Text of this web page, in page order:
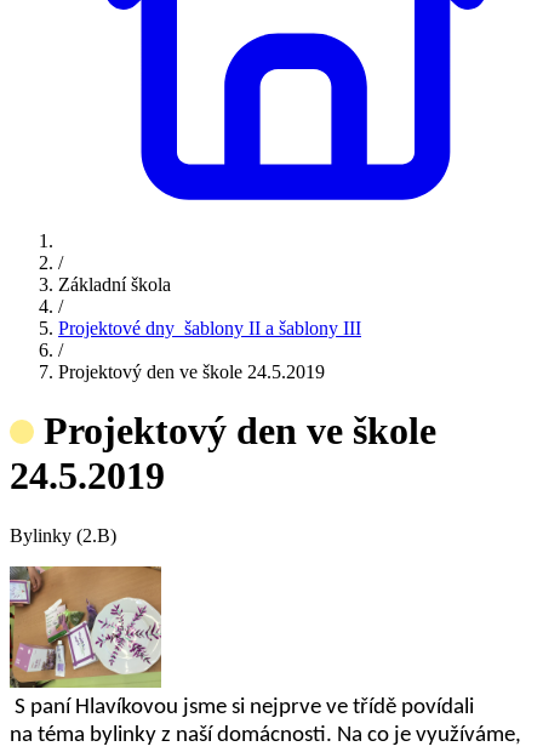
/
Základní škola
/
Projektové dny_šablony II a šablony III
/
Projektový den ve škole 24.5.2019
Projektový den ve škole
24.5.2019
Bylinky (2.B)
S paní Hlavíkovou jsme si nejprve ve třídě povídali
na téma bylinky z naší domácnosti. Na co je využíváme,